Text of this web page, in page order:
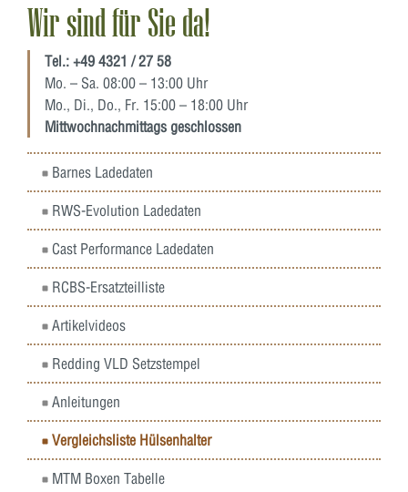
Wir sind für Sie da!
Tel.: +49 4321 / 27 58
Mo. – Sa. 08:00 – 13:00 Uhr
Mo., Di., Do., Fr. 15:00 – 18:00 Uhr
Mittwochnachmittags geschlossen
Barnes Ladedaten
RWS-Evolution Ladedaten
Cast Performance Ladedaten
RCBS-Ersatzteilliste
Artikelvideos
Redding VLD Setzstempel
Anleitungen
Vergleichsliste Hülsenhalter
MTM Boxen Tabelle